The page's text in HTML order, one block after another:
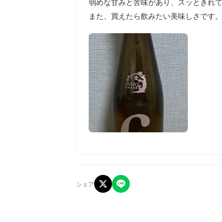
弱めな甘みと苦味があり、スッときれて
また、買えたら飲みたい美味しさです。
シェア